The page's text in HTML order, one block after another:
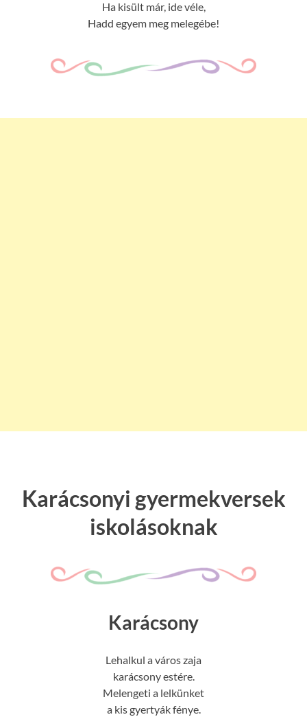
Ha kisült már, ide véle,
Hadd egyem meg melegébe!
Karácsonyi gyermekversek
iskolásoknak
Karácsony
Lehalkul a város zaja
karácsony estére.
Melengeti a lelkünket
a kis gyertyák fénye.